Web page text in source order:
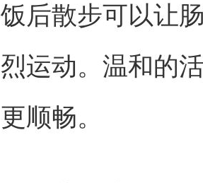
饭后散步可以让
烈运动。温和的
更顺畅。